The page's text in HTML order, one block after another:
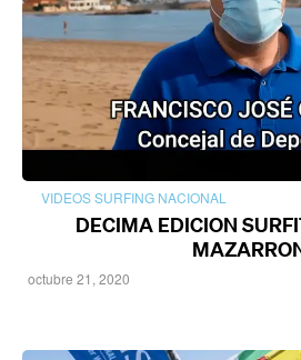
VIDEOS SURFING NACIONAL
DECIMA EDICION
octubre 21, 2020